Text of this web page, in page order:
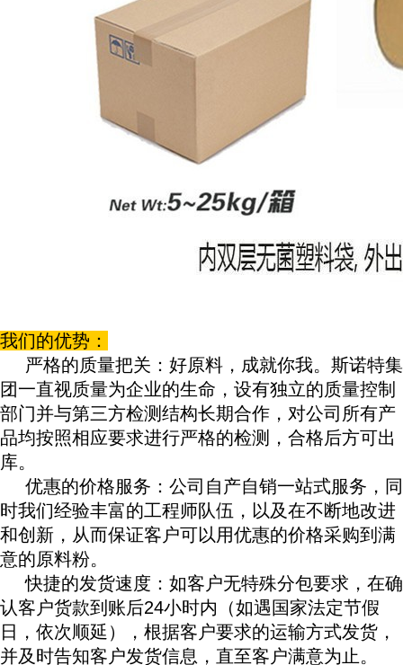
我们的优势：
严格的质量把关：好原料，成就你我。斯诺特集
团一直视质量为企业的生命，设有独立的质量控制
部门并与第三方检测结构长期合作，对公司所有产
品均按照相应要求进行严格的检测，合格后方可出
库。
优惠的价格服务：公司自产自销一站式服务，同
时我们经验丰富的工程师队伍，以及在不断地改进
和创新，从而保证客户可以用优惠的价格采购到满
意的原料粉。
快捷的发货速度：如客户无特殊分包要求，在确
认客户货款到账后24小时内（如遇国家法定节假
日，依次顺延），根据客户要求的运输方式发货，
并及时告知客户发货信息，直至客户满意为止。